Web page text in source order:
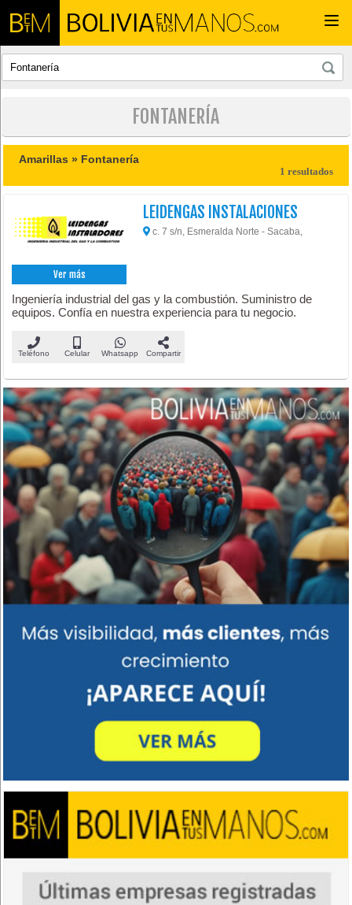
FONTANERÍA
Amarillas » Fontanería
1 resultados
Ver más
LEIDENGAS INSTALACIONES
c. 7 s/n, Esmeralda Norte - Sacaba,
Ingeniería industrial del gas y la combustión. Suministro de
equipos. Confía en nuestra experiencia para tu negocio.
Teléfono Celular Whatsapp Compartir